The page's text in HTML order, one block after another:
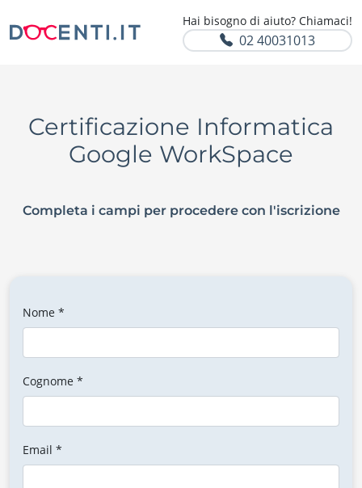
Hai bisogno di aiuto? Chiamaci!
02 40031013
Certificazione Informatica
Google WorkSpace
Completa i campi per procedere con l'iscrizione
Nome *
Cognome *
Email *